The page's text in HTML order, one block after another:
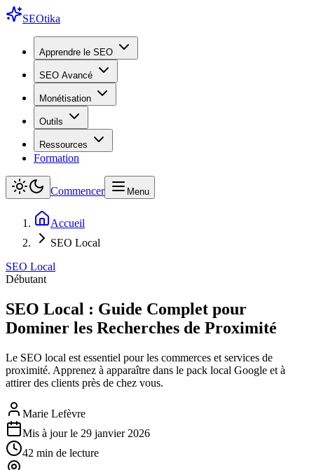
SEOtika
Apprendre le SEO
SEO Avancé
Monétisation
Outils
Ressources
Formation
Commencer Menu
Accueil
SEO Local
SEO Local
Débutant
SEO Local : Guide Complet pour
Dominer les Recherches de Proximité
Le SEO local est essentiel pour les commerces et services de
proximité. Apprenez à apparaître dans le pack local Google et à
attirer des clients près de chez vous.
Marie Lefèvre
Mis à jour le 29 janvier 2026
42 min de lecture